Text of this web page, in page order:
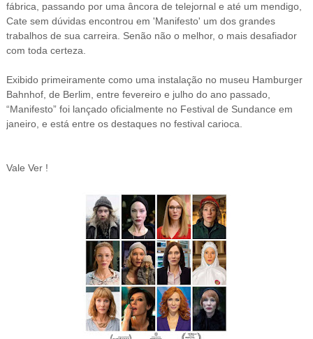
fábrica, passando por uma âncora de telejornal e até um mendigo,
Cate sem dúvidas encontrou em 'Manifesto' um dos grandes
trabalhos de sua carreira. Senão não o melhor, o mais desafiador
com toda certeza.
Exibido primeiramente como uma instalação no museu Hamburger
Bahnhof, de Berlim, entre fevereiro e julho do ano passado,
“Manifesto” foi lançado oficialmente no Festival de Sundance em
janeiro, e está entre os destaques no festival carioca.
Vale Ver !